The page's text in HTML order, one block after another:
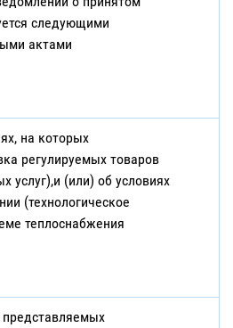
следующими
актами
на которых
регулируемых товаров
услуг),и (или) об условиях
(технологическое
теплоснабжения